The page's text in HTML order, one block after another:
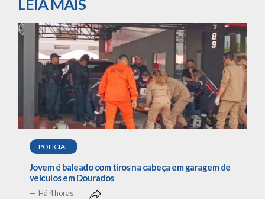
LEIA MAIS
POLICIAL
Jovem é baleado com tiros na cabeça em garagem de
veículos em Dourados
Há 4 horas